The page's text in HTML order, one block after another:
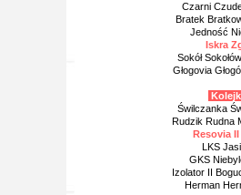
Czarni
Bratek
Jedność
Iskra
Sokół
Głogovia
Świlczanka
Rudzik Rudna
Resovia II
LKS
GKS
Izolator II
Herman